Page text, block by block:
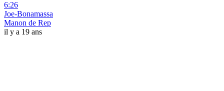
6:26
Joe-Bonamassa
Manon de Rep
il y a 19 ans